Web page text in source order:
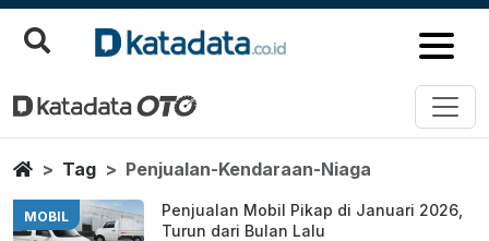
Penjualan Kendaraan Niaga
Berita Terbaru
HomeTag Penjualan-Kendaraan-Niaga
MOBIL
Penjualan Mobil Pikap di Januari 2026,
Turun dari Bulan Lalu